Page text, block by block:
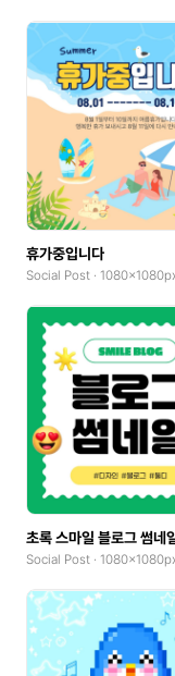
휴가중입니다
Social Post ·
초록 스마일 블로그 썸네
Social Post ·
Photocard
Photocard(Portrait)
X-Banner(x0.1)
coupons horizontal
coupons vertical
Custom
Custom
Cover